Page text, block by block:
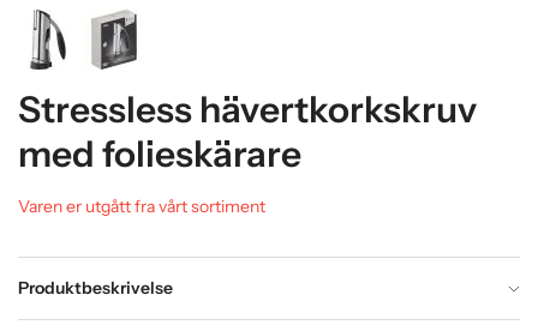
Stressless hävertkorkskruv
med folieskärare
Varen er utgått fra vårt sortiment
Produktbeskrivelse